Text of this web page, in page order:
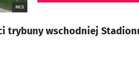
MCS
trybuny wschodniej